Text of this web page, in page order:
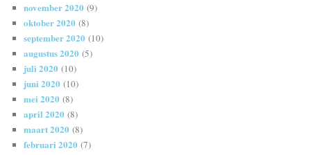
november 2020 (9)
oktober 2020 (8)
september 2020 (10)
augustus 2020 (5)
juli 2020 (10)
juni 2020 (10)
mei 2020 (8)
april 2020 (8)
maart 2020 (8)
februari 2020 (7)